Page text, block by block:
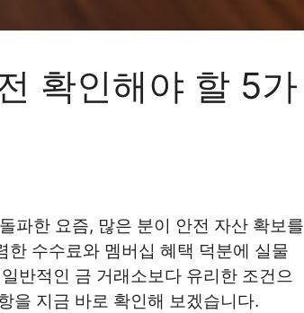
확인해야 할 5가
파한 요즘, 많은 분이 안전 자산 확보를
수수료와 멤버십 혜택 덕분에 실물
반적인 금 거래소보다 유리한 조건으
을 지금 바로 확인해 보겠습니다.